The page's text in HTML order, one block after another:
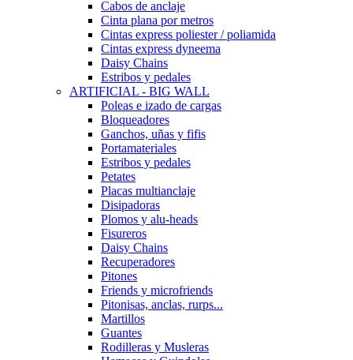
Cabos de anclaje
Cinta plana por metros
Cintas express poliester / poliamida
Cintas express dyneema
Daisy Chains
Estribos y pedales
ARTIFICIAL - BIG WALL
Poleas e izado de cargas
Bloqueadores
Ganchos, uñas y fifis
Portamateriales
Estribos y pedales
Petates
Placas multianclaje
Disipadoras
Plomos y alu-heads
Fisureros
Daisy Chains
Recuperadores
Pitones
Friends y microfriends
Pitonisas, anclas, rurps...
Martillos
Guantes
Rodilleras y Musleras